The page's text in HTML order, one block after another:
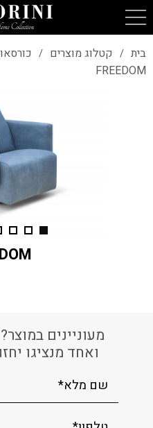
בית / קטלוג מוצרים /
FREEDOM
מעוניינים
ואחד מנציגו